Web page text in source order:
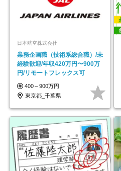
日本航空株式会社
業務企画職（技術系総合職）/未
経験歓迎/年収420万円〜900万
円/リモートフレックス可
400～900万円
東京都_千葉県